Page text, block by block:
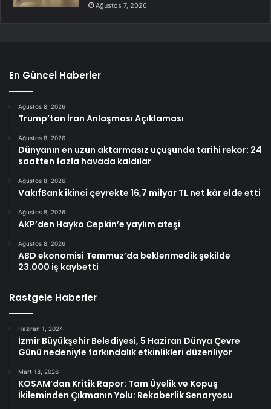
Ağustos 7, 2026
En Güncel Haberler
Ağustos 8, 2026
Trump’tan İran Anlaşması Açıklaması
Ağustos 8, 2026
Dünyanın en uzun aktarmasız uçuşunda tarihi rekor: 24
saatten fazla havada kaldılar
Ağustos 8, 2026
VakıfBank ikinci çeyrekte 16,7 milyar TL net kâr elde etti
Ağustos 8, 2026
AKP’den Hayko Cepkin’e yaylım ateşi
Ağustos 8, 2026
ABD ekonomisi Temmuz’da beklenmedik şekilde
23.000 iş kaybetti
Rastgele Haberler
Haziran 1, 2024
İzmir Büyükşehir Belediyesi, 5 Haziran Dünya Çevre
Günü nedeniyle farkındalık etkinlikleri düzenliyor
Mart 18, 2026
KOSAM’dan Kritik Rapor: Tam Üyelik ve Kopuş
İkileminden Çıkmanın Yolu: Rekaberlik Senaryosu